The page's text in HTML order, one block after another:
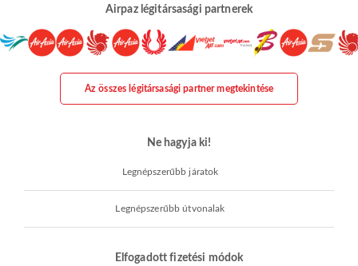
Airpaz légitársasági partnerek
Az összes légitársasági partner megtekintése
Ne hagyja ki!
Legnépszerűbb járatok
Legnépszerűbb útvonalak
Elfogadott fizetési módok